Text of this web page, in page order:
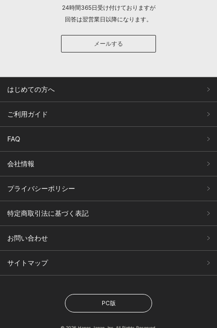
24時間365日受け付けておりますが
回答は翌営業日以降になります。
メールする
はじめての方へ
ご利用ガイド
FAQ
会社情報
プライバシーポリシー
特定商取引法に基づく表記
お問い合わせ
サイトマップ
PC版